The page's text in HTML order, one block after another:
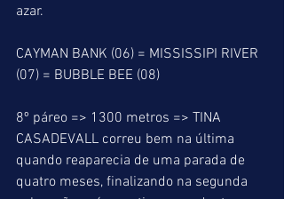
azar.
CAYMAN BANK (06) = MISSISSIPI RIVER
(07) = BUBBLE BEE (08)
8º páreo => 1300 metros => TINA
CASADEVALL correu bem na última
quando reaparecia de uma parada de
quatro meses, finalizando na segunda